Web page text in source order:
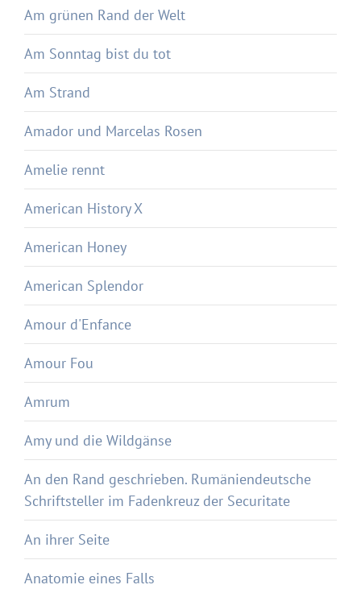
Am grünen Rand der Welt
Am Sonntag bist du tot
Am Strand
Amador und Marcelas Rosen
Amelie rennt
American History X
American Honey
American Splendor
Amour d'Enfance
Amour Fou
Amrum
Amy und die Wildgänse
An den Rand geschrieben. Rumäniendeutsche
Schriftsteller im Fadenkreuz der Securitate
An ihrer Seite
Anatomie eines Falls